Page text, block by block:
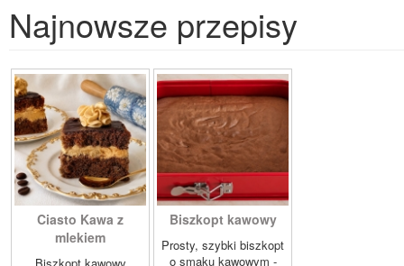
Najnowsze przepisy
Ciasto Kawa z
mlekiem
Biszkopt kawowy
Prosty, szybki biszkopt
o smaku kawowym -